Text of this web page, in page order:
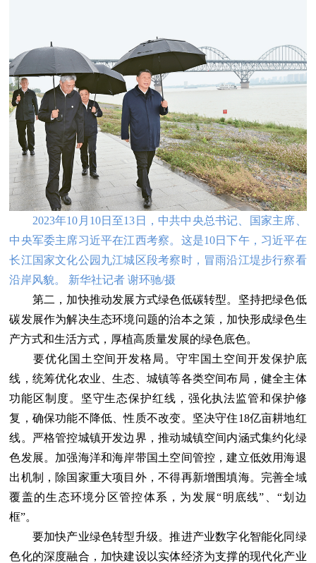
2023年10月10日至13日，中共中央总书记、国家主席、
中央军委主席习近平在江西考察。这是10日下午，习近平在
长江国家文化公园九江城区段考察时，冒雨沿江堤步行察看
沿岸风貌。 新华社记者 谢环驰/摄
第二，加快推动发展方式绿色低碳转型。坚持把绿色低
碳发展作为解决生态环境问题的治本之策，加快形成绿色生
产方式和生活方式，厚植高质量发展的绿色底色。
要优化国土空间开发格局。守牢国土空间开发保护底
线，统筹优化农业、生态、城镇等各类空间布局，健全主体
功能区制度。坚守生态保护红线，强化执法监管和保护修
复，确保功能不降低、性质不改变。坚决守住18亿亩耕地红
线。严格管控城镇开发边界，推动城镇空间内涵式集约化绿
色发展。加强海洋和海岸带国土空间管控，建立低效用海退
出机制，除国家重大项目外，不得再新增围填海。完善全域
覆盖的生态环境分区管控体系，为发展“明底线”、“划边
框”。
要加快产业绿色转型升级。推进产业数字化智能化同绿
色化的深度融合，加快建设以实体经济为支撑的现代化产业